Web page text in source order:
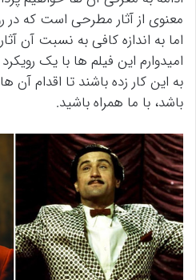
معنوی از آثار مطرحی است که در
اما به اندازه کافی به نسبت آن
امیدوارم این فیلم ها با یک
به این کار زده باشند تا اقدام آن
باشد، با ما همراه باشید.